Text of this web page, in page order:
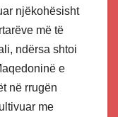
njëkohësisht
më të
ndërsa shtoi
e
në rrugën
me